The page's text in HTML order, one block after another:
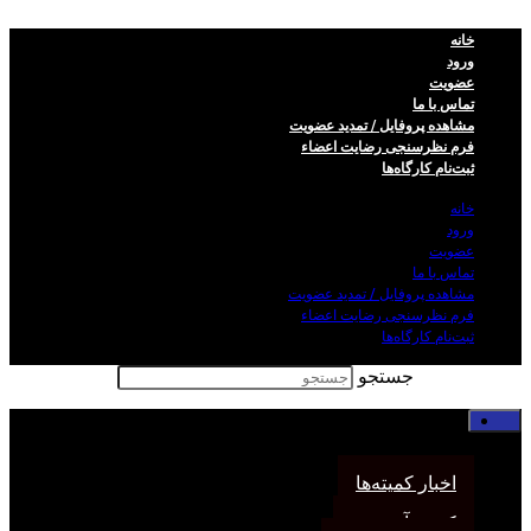
خانه
ورود
عضویت
تماس با ما
مشاهده پروفایل / تمدید عضویت
فرم نظر‌سنجی رضایت اعضاء
ثبت‌نام کارگاه‌ها
خانه
ورود
عضویت
تماس با ما
مشاهده پروفایل / تمدید عضویت
فرم نظر‌سنجی رضایت اعضاء
ثبت‌نام کارگاه‌ها
جستجو
اخبار کمیته‌ها
کمیته آموزش